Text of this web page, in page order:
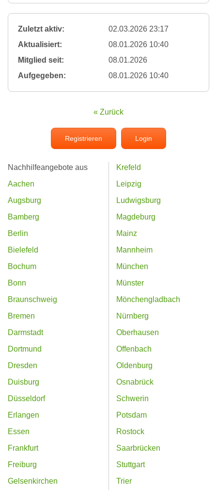
Zuletzt aktiv:
02.03.2026 23:17
Aktualisiert:
08.01.2026 10:40
Mitglied seit:
08.01.2026
Aufgegeben:
08.01.2026 10:40
« Zurück
Registrieren Login
Nachhilfeangebote aus
Aachen
Augsburg
Bamberg
Berlin
Bielefeld
Bochum
Bonn
Braunschweig
Bremen
Darmstadt
Dortmund
Dresden
Duisburg
Düsseldorf
Erlangen
Essen
Frankfurt
Freiburg
Gelsenkirchen
Krefeld
Leipzig
Ludwigsburg
Magdeburg
Mainz
Mannheim
München
Münster
Mönchengladbach
Nürnberg
Oberhausen
Offenbach
Oldenburg
Osnabrück
Schwerin
Potsdam
Rostock
Saarbrücken
Stuttgart
Trier